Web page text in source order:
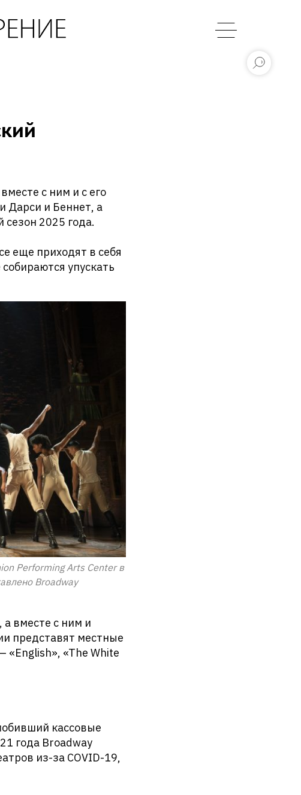
с ним и с его
Дарси и Беннет, а
2025 года.
еще приходят в себя
упускать
Performing Arts Center в
Broadway
вместе с ним и
представят местные
«English», «The White
кассовые
года Broadway
из-за COVID-19,